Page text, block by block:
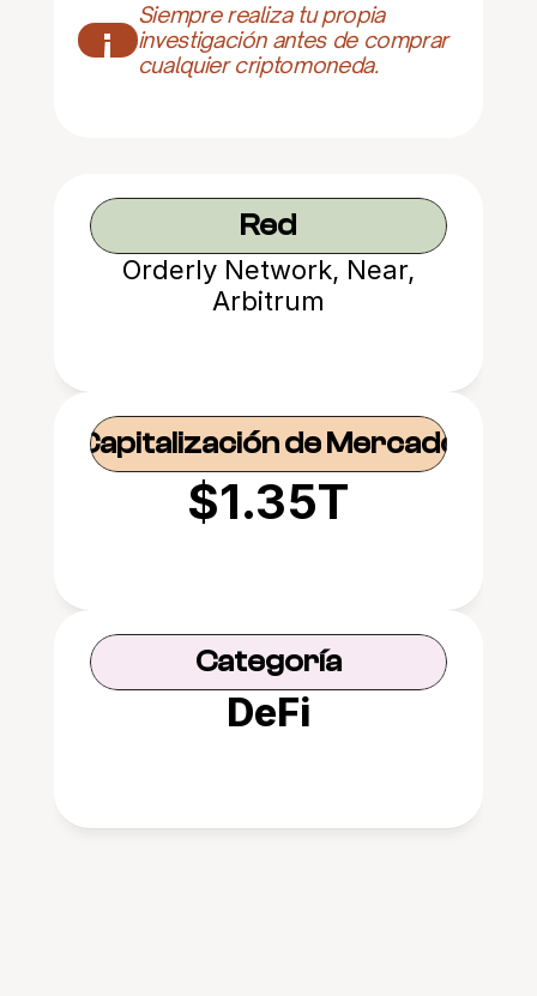
¡
Siempre realiza tu propia
investigación antes de comprar
cualquier criptomoneda.
Red
Orderly Network, Near,
Arbitrum
Capitalización de Mercado
$1.35T
Categoría
DeFi